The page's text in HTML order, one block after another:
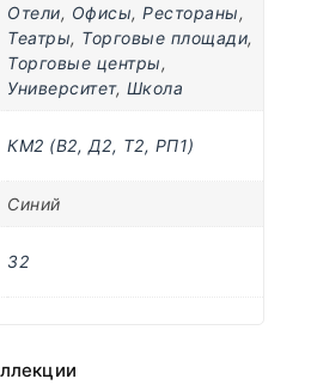
Отели, Офисы, Рестораны,
Театры, Торговые площади,
Торговые центры,
Университет, Школа
КМ2 (В2, Д2, Т2, РП1)
Синий
32